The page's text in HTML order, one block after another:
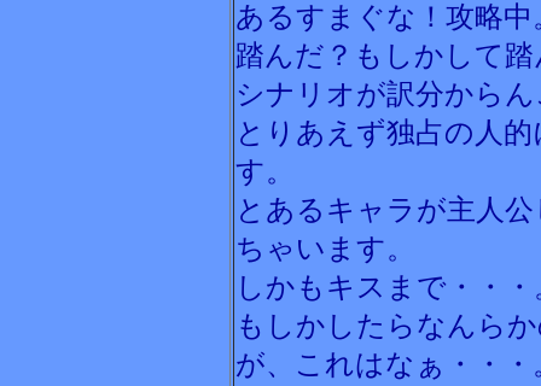
あるすまぐな！攻略中
踏んだ？もしかして
シナリオが訳分から
とりあえず独占の人
す。
とあるキャラが主人
ちゃいます。
しかもキスまで・・
もしかしたらなんら
が、これはなぁ・・